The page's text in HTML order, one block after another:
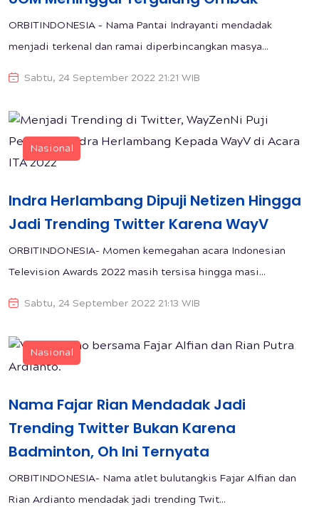
ORBITINDONESIA – Nama Pantai Indrayanti mendadak
menjadi terkenal dan ramai diperbincangkan masya...
Sabtu, 24 September 2022 21:21 WIB
Nasional
Indra Herlambang Dipuji Netizen Hingga
Jadi Trending Twitter Karena WayV
ORBITINDONESIA- Momen kemegahan acara Indonesian
Television Awards 2022 masih tersisa hingga masi...
Sabtu, 24 September 2022 21:13 WIB
Nasional
Nama Fajar Rian Mendadak Jadi
Trending Twitter Bukan Karena
Badminton, Oh Ini Ternyata
ORBITINDONESIA- Nama atlet bulutangkis Fajar Alfian dan
Rian Ardianto mendadak jadi trending Twit...